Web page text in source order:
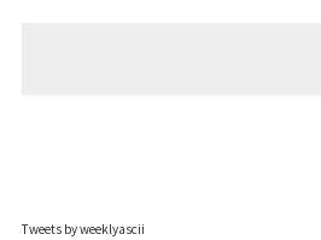
Tweets by weeklyascii